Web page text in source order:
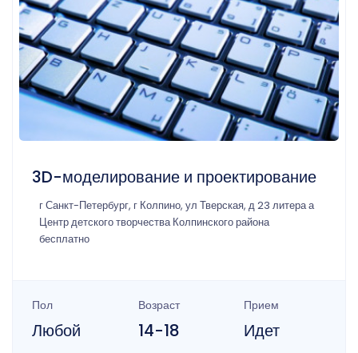
3D-моделирование и проектирование
г Санкт-Петербург, г Колпино, ул Тверская, д 23 литера а
Центр детского творчества Колпинского района
бесплатно
Пол
Любой
Возраст
14-18
Прием
Идет